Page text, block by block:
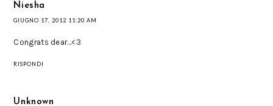
Niesha
GIUGNO 17, 2012 11:20 AM
Congrats dear...<3
RISPONDI
Unknown